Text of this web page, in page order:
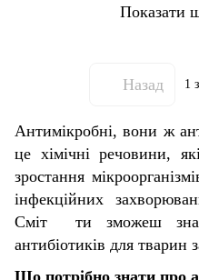
Показати
Назад 1
Антимікробні, вони ж
це хімічні речовини,
зростання
інфекційних
Сміт ти зможеш
антибіотиків для
Що потрібно знати про